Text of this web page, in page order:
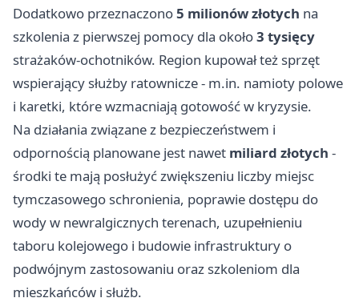
Dodatkowo przeznaczono5 milionów złotych na
szkolenia z pierwszej pomocy dla około3 tysięcy
strażaków-ochotników. Region kupował też sprzęt
wspierający służby ratownicze - m.in. namioty polowe
i karetki, które wzmacniają gotowość w kryzysie.
Na działania związane z bezpieczeństwem i
odpornością planowane jest nawet miliard złotych -
środki te mają posłużyć zwiększeniu liczby miejsc
tymczasowego schronienia, poprawie dostępu do
wody w newralgicznych terenach, uzupełnieniu
taboru kolejowego i budowie infrastruktury o
podwójnym zastosowaniu oraz szkoleniom dla
mieszkańców i służb.